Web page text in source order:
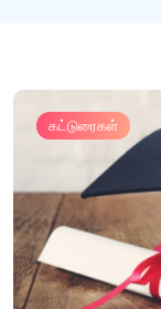
கட்டுரைகள்